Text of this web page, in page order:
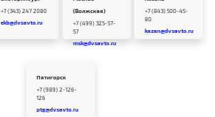
+7 (343) 247 2080
ekb@dvsavto.ru
(Волжская)
+7 (499) 325-57-
57
msk@dvsavto.ru
+7 (843) 500-45-
80
kazan@dvsavto.ru
Пятигорск
+7 (989) 2-126-
126
ptg@dvsavto.ru